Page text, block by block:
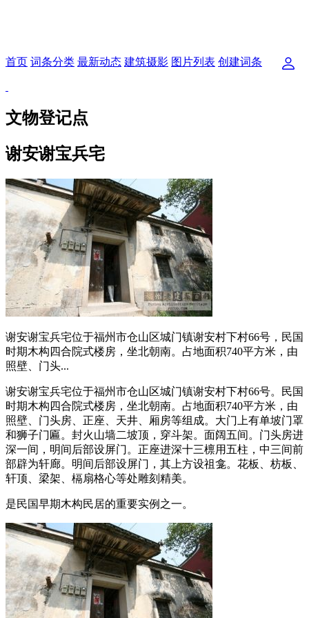
首页 词条分类 最新动态 建筑摄影 图片列表 创建词条
文物登记点
谢安谢宝兵宅
谢安谢宝兵宅位于福州市仓山区城门镇谢安村下村66号，民国
时期木构四合院式楼房，坐北朝南。占地面积740平方米，由
照壁、门头...
谢安谢宝兵宅位于福州市仓山区城门镇谢安村下村66号。民国
时期木构四合院式楼房，坐北朝南。占地面积740平方米，由
照壁、门头房、正座、天井、厢房等组成。大门上有单坡门罩
和狮子门匾。封火山墙二坡顶，穿斗架。面阔五间。门头房进
深一间，明间后部设屏门。正座进深十三檩用五柱，中三间前
部辟为轩廊。明间后部设屏门，其上方设祖龛。花板、枋板、
轩顶、梁架、槅扇格心等处雕刻精美。
是民国早期木构民居的重要实例之一。